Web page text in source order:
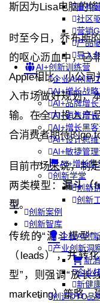
重构
社区
营销
产品
导入
AI+创新训练营
企业AI创新
AI+增长战
AI+品牌增
AI+销售增
AI+增长黑
AI+设计思
AI+敏捷管
AI+增长集
创新学堂
创新
创新
创新案例
创新智库
企业AI创
产业创新洞
新
企业
新健
创造DTC品
斯因为Lisa电脑的惨
时至今日，乔布斯
的呕心沥血中，已
Apple相比，小公司
入市场做好规划，
输。在全力投入产
合消费者期待的go
目前市场来说，制
两类模型： 漏斗（
型。
传统的“ 漏斗模型”
（ leads ），并转
型”， 则强调“放长
marketing）策略，